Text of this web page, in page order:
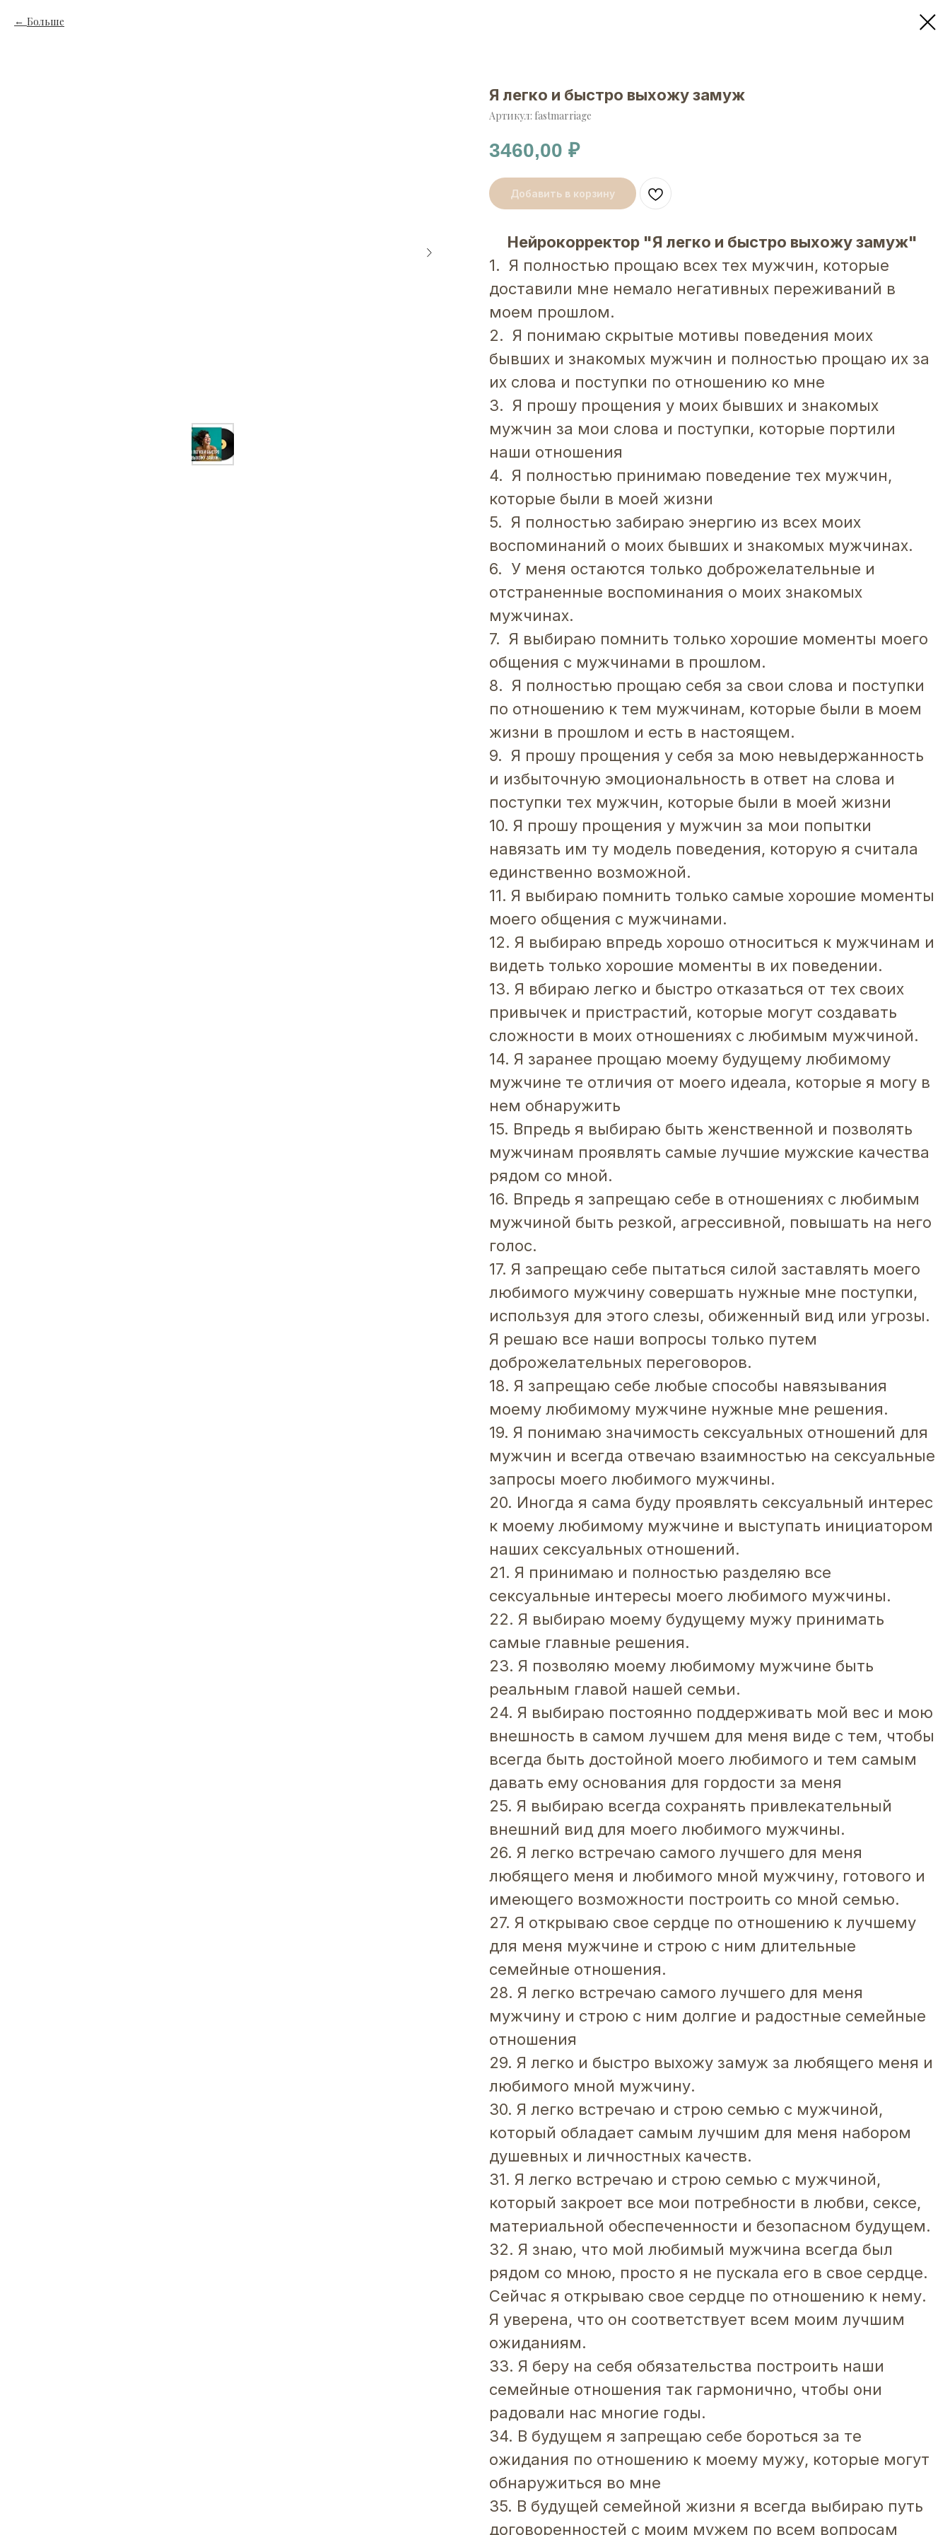
Больше
Я легко и быстро выхожу замуж
Артикул: fastmarriage
3460,00 ₽
Добавить в корзину
Нейрокорректор "Я легко и быстро выхожу замуж"
1. Я полностью прощаю всех тех мужчин, которые
доставили мне немало негативных переживаний в
моем прошлом.
2. Я понимаю скрытые мотивы поведения моих
бывших и знакомых мужчин и полностью прощаю их за
их слова и поступки по отношению ко мне
3. Я прошу прощения у моих бывших и знакомых
мужчин за мои слова и поступки, которые портили
наши отношения
4. Я полностью принимаю поведение тех мужчин,
которые были в моей жизни
5. Я полностью забираю энергию из всех моих
воспоминаний о моих бывших и знакомых мужчинах.
6. У меня остаются только доброжелательные и
отстраненные воспоминания о моих знакомых
мужчинах.
7. Я выбираю помнить только хорошие моменты моего
общения с мужчинами в прошлом.
8. Я полностью прощаю себя за свои слова и поступки
по отношению к тем мужчинам, которые были в моем
жизни в прошлом и есть в настоящем.
9. Я прошу прощения у себя за мою невыдержанность
и избыточную эмоциональность в ответ на слова и
поступки тех мужчин, которые были в моей жизни
10. Я прошу прощения у мужчин за мои попытки
навязать им ту модель поведения, которую я считала
единственно возможной.
11. Я выбираю помнить только самые хорошие моменты
моего общения с мужчинами.
12. Я выбираю впредь хорошо относиться к мужчинам и
видеть только хорошие моменты в их поведении.
13. Я вбираю легко и быстро отказаться от тех своих
привычек и пристрастий, которые могут создавать
сложности в моих отношениях с любимым мужчиной.
14. Я заранее прощаю моему будущему любимому
мужчине те отличия от моего идеала, которые я могу в
нем обнаружить
15. Впредь я выбираю быть женственной и позволять
мужчинам проявлять самые лучшие мужские качества
рядом со мной.
16. Впредь я запрещаю себе в отношениях с любимым
мужчиной быть резкой, агрессивной, повышать на него
голос.
17. Я запрещаю себе пытаться силой заставлять моего
любимого мужчину совершать нужные мне поступки,
используя для этого слезы, обиженный вид или угрозы.
Я решаю все наши вопросы только путем
доброжелательных переговоров.
18. Я запрещаю себе любые способы навязывания
моему любимому мужчине нужные мне решения.
19. Я понимаю значимость сексуальных отношений для
мужчин и всегда отвечаю взаимностью на сексуальные
запросы моего любимого мужчины.
20. Иногда я сама буду проявлять сексуальный интерес
к моему любимому мужчине и выступать инициатором
наших сексуальных отношений.
21. Я принимаю и полностью разделяю все
сексуальные интересы моего любимого мужчины.
22. Я выбираю моему будущему мужу принимать
самые главные решения.
23. Я позволяю моему любимому мужчине быть
реальным главой нашей семьи.
24. Я выбираю постоянно поддерживать мой вес и мою
внешность в самом лучшем для меня виде с тем, чтобы
всегда быть достойной моего любимого и тем самым
давать ему основания для гордости за меня
25. Я выбираю всегда сохранять привлекательный
внешний вид для моего любимого мужчины.
26. Я легко встречаю самого лучшего для меня
любящего меня и любимого мной мужчину, готового и
имеющего возможности построить со мной семью.
27. Я открываю свое сердце по отношению к лучшему
для меня мужчине и строю с ним длительные
семейные отношения.
28. Я легко встречаю самого лучшего для меня
мужчину и строю с ним долгие и радостные семейные
отношения
29. Я легко и быстро выхожу замуж за любящего меня и
любимого мной мужчину.
30. Я легко встречаю и строю семью с мужчиной,
который обладает самым лучшим для меня набором
душевных и личностных качеств.
31. Я легко встречаю и строю семью с мужчиной,
который закроет все мои потребности в любви, сексе,
материальной обеспеченности и безопасном будущем.
32. Я знаю, что мой любимый мужчина всегда был
рядом со мною, просто я не пускала его в свое сердце.
Сейчас я открываю свое сердце по отношению к нему.
Я уверена, что он соответствует всем моим лучшим
ожиданиям.
33. Я беру на себя обязательства построить наши
семейные отношения так гармонично, чтобы они
радовали нас многие годы.
34. В будущем я запрещаю себе бороться за те
ожидания по отношению к моему мужу, которые могут
обнаружиться во мне
35. В будущей семейной жизни я всегда выбираю путь
договоренностей с моим мужем по всем вопросам